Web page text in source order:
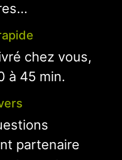
chez vous,
à 45 min.
partenaire